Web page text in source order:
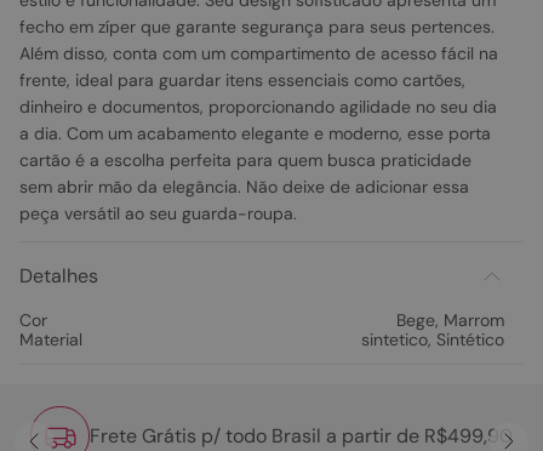
fecho em zíper que garante segurança para seus pertences.
Além disso, conta com um compartimento de acesso fácil na
frente, ideal para guardar itens essenciais como cartões,
dinheiro e documentos, proporcionando agilidade no seu dia
a dia. Com um acabamento elegante e moderno, esse porta
cartão é a escolha perfeita para quem busca praticidade
sem abrir mão da elegância. Não deixe de adicionar essa
peça versátil ao seu guarda-roupa.
Detalhes
Cor Bege, Marrom
Material
sintetico, Sintético
Frete Grátis p/ todo Brasil a partir de R$499,90